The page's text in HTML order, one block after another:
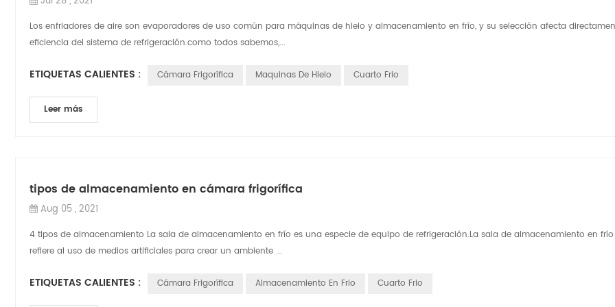
Los enfriadores de aire son evaporadores de uso común para máquinas de hielo y almacenamiento en frío, y su selección afecta
eficiencia del sistema de refrigeración.como todos sabemos,...
ETIQUETAS CALIENTES : Cámara Frigorífica Maquinas De Hielo Cuarto Frio
Leer más
tipos de almacenamiento en cámara frigorífica
Aug 05 , 2021
4 tipos de almacenamiento La sala de almacenamiento en frío es una especie de equipo de refrigeración.La sala de almacenamiento en frío
refiere al uso de medios artificiales para crear un ambiente ...
ETIQUETAS CALIENTES : Cámara Frigorífica Almacenamiento En Frio Cuarto Frio